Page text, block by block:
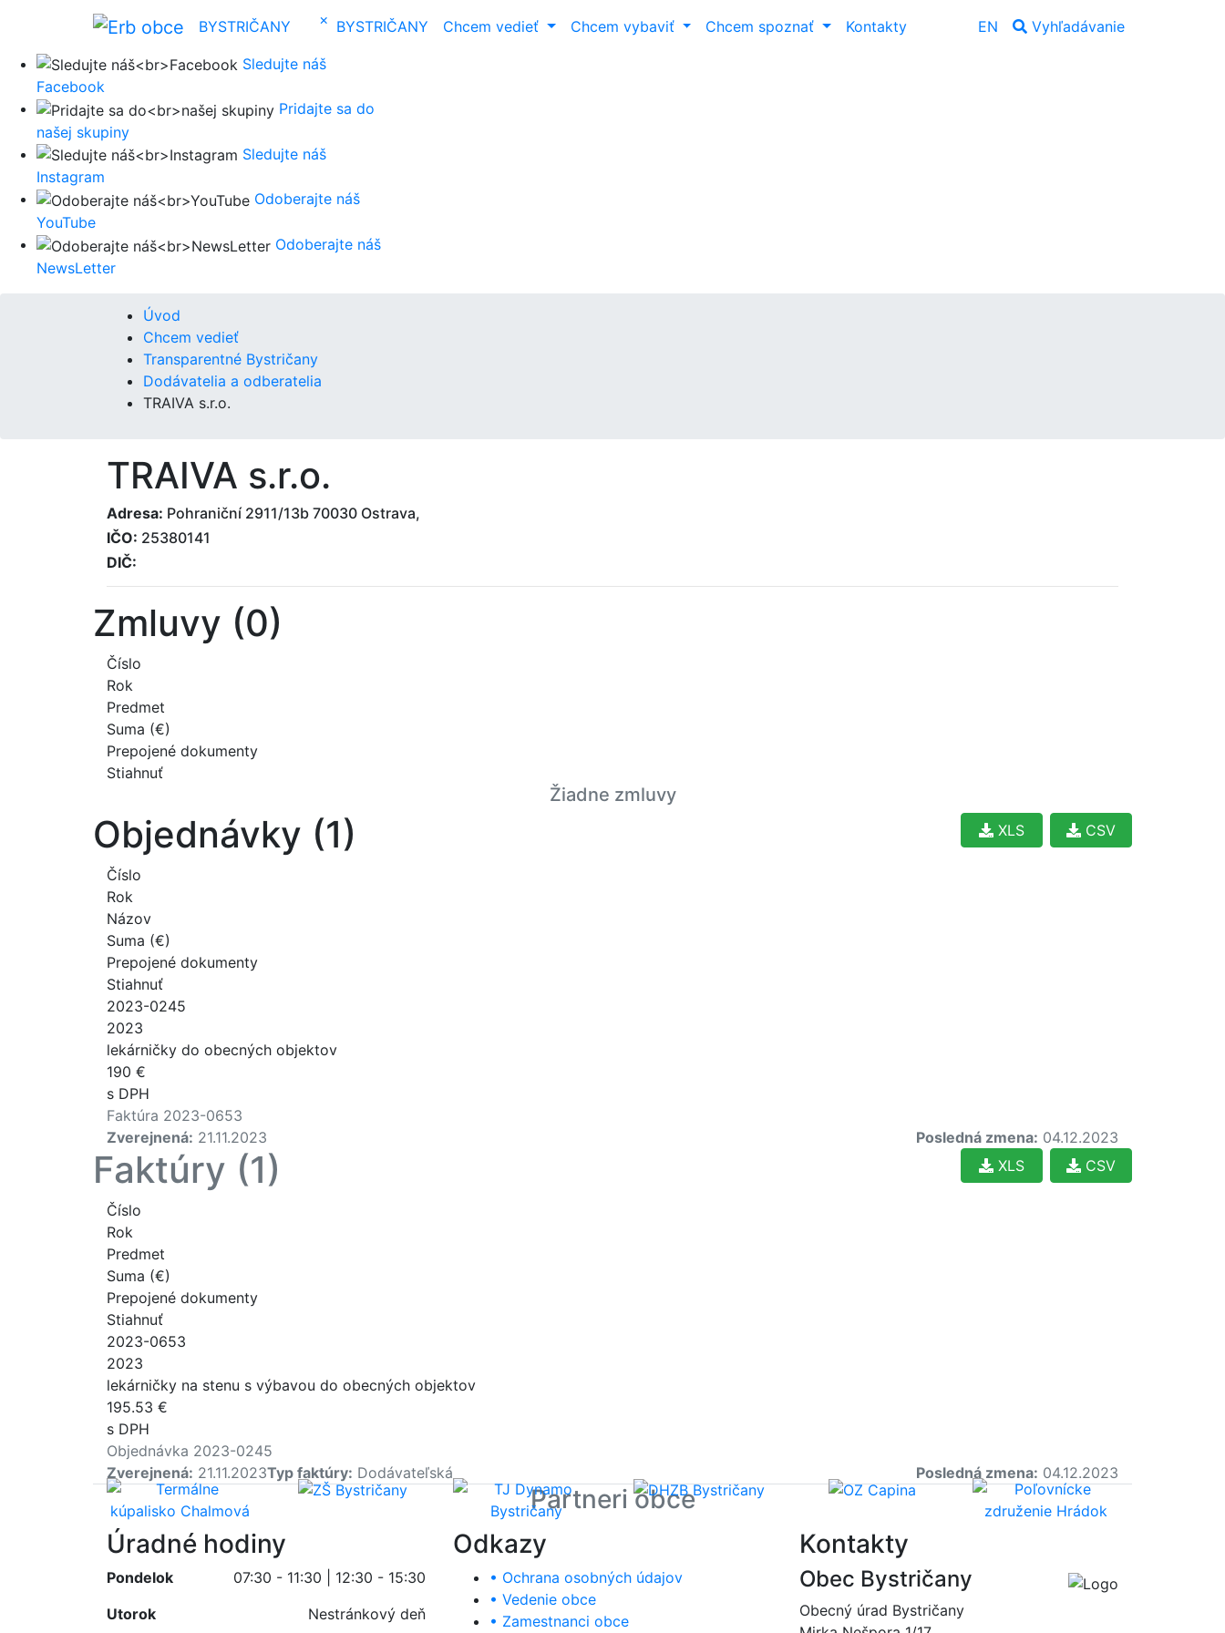
BYSTRIČANY × BYSTRIČANY Chcem vedieť Chcem vybaviť Chcem spoznať Kontakty EN Vyhľadávanie
Sledujte náš
Facebook
Pridajte sa do
našej skupiny
Sledujte náš
Instagram
Odoberajte náš
YouTube
Odoberajte náš
NewsLetter
Úvod
Chcem vedieť
Transparentné Bystričany
Dodávatelia a odberatelia
TRAIVA s.r.o.
TRAIVA s.r.o.
Adresa: Pohraniční 2911/13b 70030 Ostrava,
IČO: 25380141
DIČ:
Zmluvy (0)
Číslo
Rok
Predmet
Suma (€)
Prepojené dokumenty
Stiahnuť
Žiadne zmluvy
Objednávky (1) CSV
XLS
Číslo
Rok
Názov
Suma (€)
Prepojené dokumenty
Stiahnuť
2023-0245
2023
lekárničky do obecných objektov
190 €
s DPH
Faktúra 2023-0653
Zverejnená: 21.11.2023 Posledná zmena: 04.12.2023
Faktúry (1) CSV
XLS
Číslo
Rok
Predmet
Suma (€)
Prepojené dokumenty
Stiahnuť
2023-0653
2023
lekárničky na stenu s výbavou do obecných objektov
195.53 €
s DPH
Objednávka 2023-0245
Zverejnená: 21.11.2023 Posledná zmena: 04.12.2023
Typ faktúry: Dodávateľská
Partneri obce
Úradné hodiny
Pondelok
07:30 - 11:30 | 12:30 - 15:30
Utorok
Nestránkový deň
Odkazy
• Ochrana osobných údajov
• Vedenie obce
• Zamestnanci obce
Kontakty
Obec Bystričany
Obecný úrad Bystričany